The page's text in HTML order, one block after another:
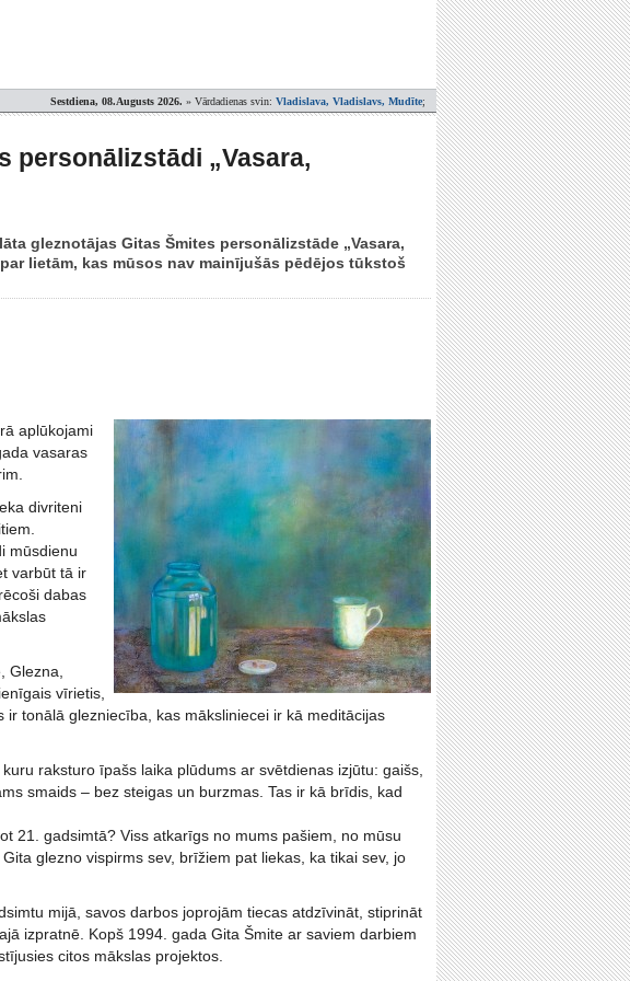
Sestdiena, 08.Augusts 2026. » Vārdadienas svin: Vladislava, Vladislavs, Mudīte;
personālizstādi „Vasara,
gleznotājas Gitas Šmites personālizstāde „Vasara,
lietām, kas mūsos nav mainījušās pēdējos tūkstoš
aplūkojami
vasaras
divriteni
mūsdienu
varbūt tā ir
dabas
Glezna,
vīrietis,
tonālā glezniecība, kas māksliniecei ir kā meditācijas
raksturo īpašs laika plūdums ar svētdienas izjūtu: gaišs,
smaids – bez steigas un burzmas. Tas ir kā brīdis, kad
21. gadsimtā? Viss atkarīgs no mums pašiem, no mūsu
glezno vispirms sev, brīžiem pat liekas, ka tikai sev, jo
mijā, savos darbos joprojām tiecas atdzīvināt, stiprināt
izpratnē. Kopš 1994. gada Gita Šmite ar saviem darbiem
citos mākslas projektos.